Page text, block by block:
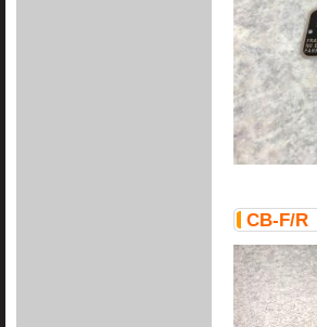
CB-F/R